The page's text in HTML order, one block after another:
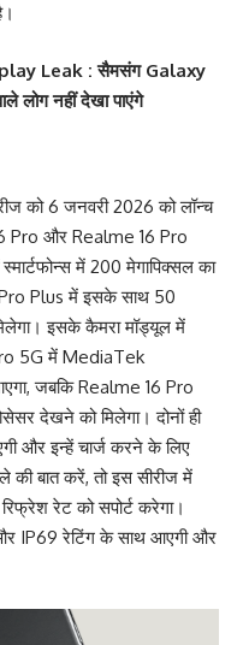
Leak : सैमसंग Galaxy
लोग नहीं देखा पाएंगे
को 6 जनवरी 2026 को लॉन्च
Pro और Realme 16 Pro
स्मार्टफोन्स में 200 मेगापिक्सल का
Pro Plus में इसके साथ 50
इसके कैमरा मॉड्यूल में
5G में MediaTek
जबकि Realme 16 Pro
देखने को मिलेगा। दोनों ही
और इन्हें चार्ज करने के लिए
की बात करें, तो इस सीरीज में
रेट को सपोर्ट करेगा।
IP69 रेटिंग के साथ आएगी और